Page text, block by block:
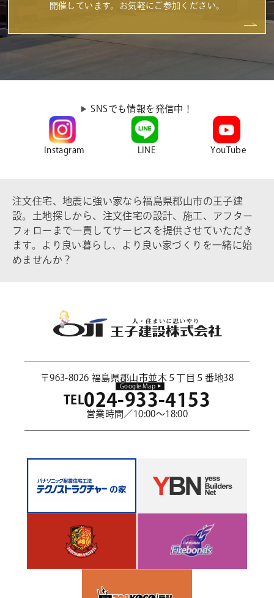
開催しています。お気軽にご参加ください。
SNSでも情報を発信中！
Instagram LINE YouTube
注文住宅、地震に強い家なら福島県郡山市の王子建
設。土地探しから、注文住宅の設計、施工、アフター
フォローまで一貫してサービスを提供させていただき
ます。より良い暮らし、より良い家づくりを一緒に始
めませんか？
〒963-8026 福島県郡山市並木５丁目５番地38
Google Map
TEL024-933-4153
営業時間／10:00～18:00